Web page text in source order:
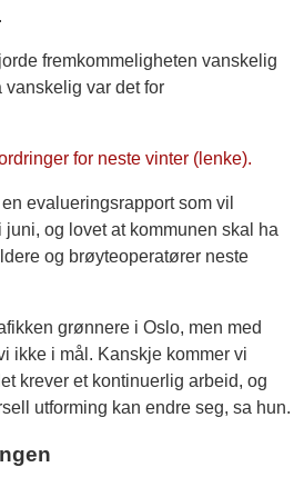
fremkommeligheten vanskelig
vanskelig var det for
for neste vinter (lenke).
evalueringsrapport som vil
juni, og lovet at kommunen skal ha
og brøyteoperatører neste
grønnere i Oslo, men med
ikke i mål. Kanskje kommer vi
krever et kontinuerlig arbeid, og
utforming kan endre seg, sa hun.